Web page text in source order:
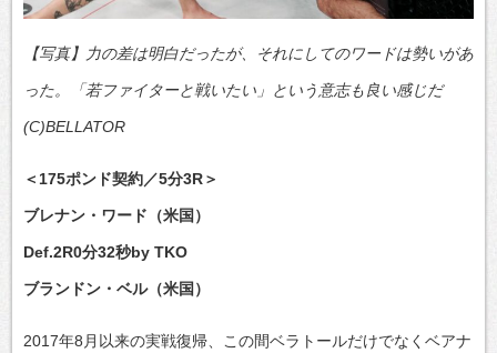
【写真】力の差は明白だったが、それにしてのワードは勢いがあ
った。「若ファイターと戦いたい」という意志も良い感じだ
(C)BELLATOR
＜175ポンド契約／5分3R＞
ブレナン・ワード（米国）
Def.2R0分32秒by TKO
ブランドン・ベル（米国）
2017年8月以来の実戦復帰、この間ベラトールだけでなくベアナ